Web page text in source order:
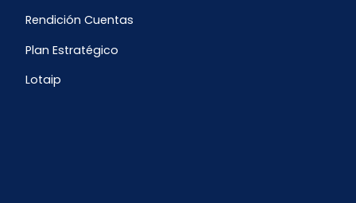
Rendición Cuentas
Plan Estratégico
Lotaip